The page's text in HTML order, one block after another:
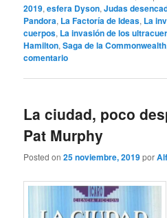
2019,esfera Dyson,Judas
Pandora, La Factoría de Ideas, La
cuerpos, La invasión de los
Hamilton,Saga de la Commonwealth
comentario
La ciudad, poco
Pat Murphy
Posted on25 noviembre, 2019por